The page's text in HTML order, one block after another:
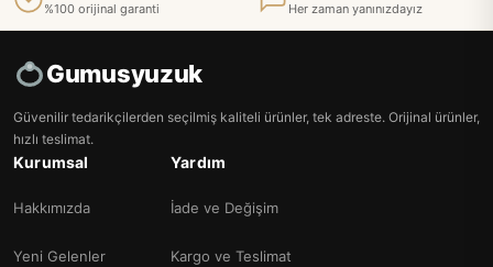
%100 orijinal garanti Her zaman yanınızdayız
Gumusyuzuk
Güvenilir tedarikçilerden seçilmiş kaliteli ürünler, tek adreste. Orijinal ürünler,
hızlı teslimat.
Kurumsal
Hakkımızda
Yeni Gelenler
Yardım
İade ve Değişim
Kargo ve Teslimat